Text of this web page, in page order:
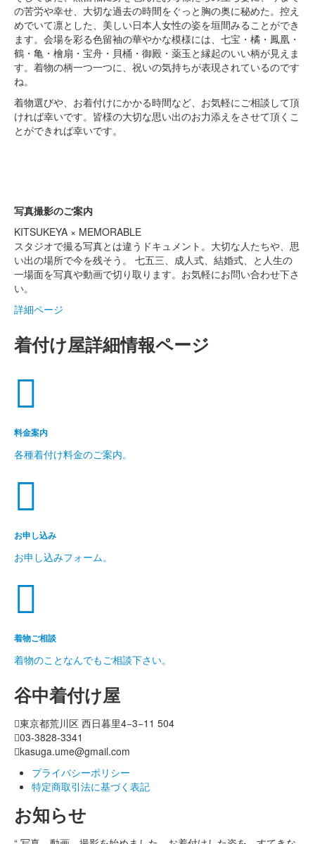
の苦労や幸せ、大切な過去の時間をぐっと胸の奥に秘めた。控え
めでいて凛とした、美しい日本人女性の姿を垣間みることができ
ます。会場を彩る色留袖の華やかな模様には、七宝・橘・鳳凰・
鶴・亀・檜扇・宝舟・貝桶・御殿・薬玉と縁起のいい柄が見えま
す。着物の柄一つ一つに、祝いの気持ちが表現されているのです
ね。
着物選びや、お着付けにかかる時間など、お気軽にご相談して頂
ければ幸いです。皆様の大切な思い出のお力添えをさせて頂くこ
とができれば幸いです。
写真撮影のご案内
KITSUKEYA × MEMORABLE
スタジオで撮る写真とは違うドキュメント。大切な人たちや、思
い出の場所で今を残そう。 七五三、成人式、結婚式、と人生の
一場面を写真や動画で切り取ります。お気軽にお問い合わせ下さ
い。
詳細ページ
着付け屋詳細情報ページ
料金案内
各種着付け料金のご案内。
お申し込み
お申し込みフォーム。
着物ご相談
着物のことなんでもご相談下さい。
谷中着付け屋
東京都荒川区 西日暮里4−3−11 504
03-3828-3341
kasuga.ume@gmail.com
プライバシーポリシー
特定商取引法に基づく表記
お知らせ